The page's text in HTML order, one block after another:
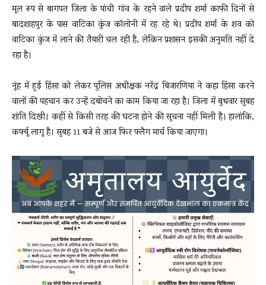
मूल रूप से बागपत जिला के पांची गांव के रहने वाले प्रदीप शर्मा काफी दिनों से
बादशाहपुर के पास वाटिका कुंज कॉलोनी में रह रहे थे। प्रदीप शर्मा के शव को
वाटिका कुंज में लाने की तैयारी चल रही है, लेकिन प्रशासन इसकी अनुमति नहीं दे
रहा है।
नूंह में हुई हिंसा को लेकर पुलिस अधीक्षक नरेंद्र बिजारणिया ने कहा हिंसा करने
वालों की पहचान कर उन्हें दबोचने का काम किया जा रहा है। जिला में बुधवार सुबह
शांति दिखी। कहीं से किसी तरह की घटना होने की सूचना नहीं मिली है। हालांकि,
कर्फ्यू लागू है। सुबह 11 बजे से आज फिर फ्लैग मार्च किया जाएगा।